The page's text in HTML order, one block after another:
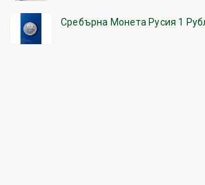
Сребърна Монета Русия 1